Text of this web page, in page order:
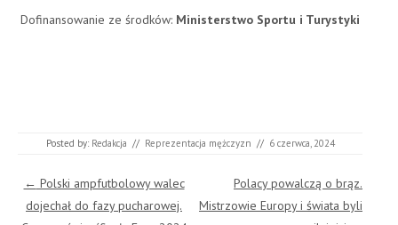
Dofinansowanie ze środków: Ministerstwo Sportu i Turystyki
Posted by: Redakcja // Reprezentacja mężczyzn // 6 czerwca, 2024
Post navigation
← Polski ampfutbolowy walec
dojechał do fazy pucharowej.
Polacy powalczą o brąz.
Mistrzowie Europy i świata byli